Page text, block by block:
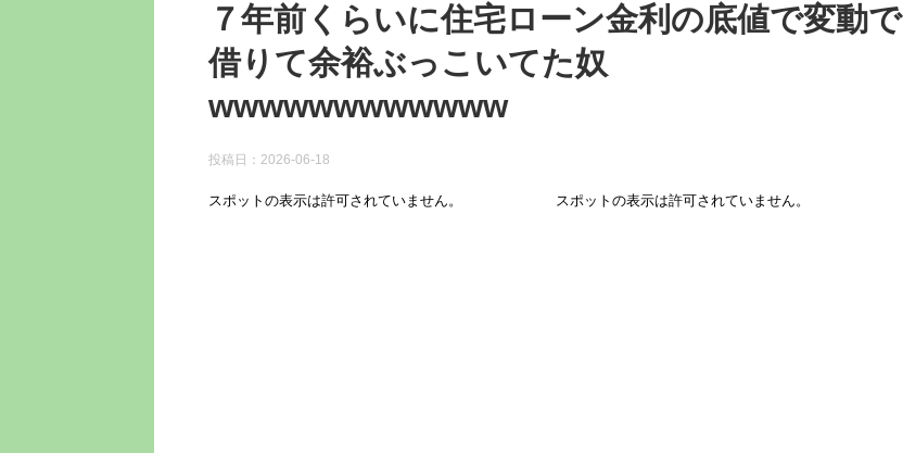
７年前くらいに住宅ローン金利の底値で変動で
借りて余裕ぶっこいてた奴
wwwwwwwwwwww
投稿日： 2026-06-18